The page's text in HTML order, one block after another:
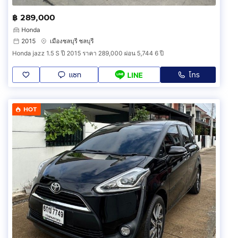
฿ 289,000
Honda
2015
เมืองชลบุรี ชลบุรี
Honda jazz 1.5 S ปี 2015 ราคา 289,000 ผ่อน 5,744 6 ปี
แชท LINE โทร
HOT